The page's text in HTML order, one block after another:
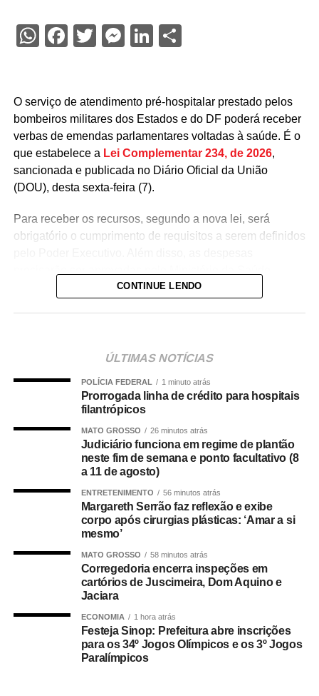
WhatsApp
Facebook
Twitter
Messenger
LinkedIn
Share
O serviço de atendimento pré-hospitalar prestado pelos
bombeiros militares dos Estados e do DF poderá receber
verbas de emendas parlamentares voltadas à saúde. É o
que estabelece a Lei Complementar 234, de 2026,
sancionada e publicada no Diário Oficial da União
(DOU), desta sexta-feira (7).
Para receber os recursos, segundo a nova lei, será
obrigatório o cumprimento de requisitos a serem definidos
A lei proíbe o uso dessas emendas para pagamento de
não seja relativo ao atendimento pré-hospitalar.
Com origem noProjeto de Lei Complementar (PLP)
, de autoria do deputado Guilherme Derrite (PP-
aprovada no Senado em julho
ano, com parecer favorável do senador Nelsinho Trad
citação da Agência Senado)
Agência Senado
COMENTE ABAIXO:
WhatsApp
Facebook
TwitterMessenger
CONTINUE LENDO
ÚLTIMAS NOTÍCIAS
POLÍCIA FEDERAL 1 minuto atrás
Prorrogada linha de crédito para hospitais
filantrópicos
MATO GROSSO 26 minutos atrás
Judiciário funciona em regime de plantão
neste fim de semana e ponto facultativo (8
a 11 de agosto)
ENTRETENIMENTO 56 minutos atrás
Margareth Serrão faz reflexão e exibe
corpo após cirurgias plásticas: ‘Amar a si
mesmo’
MATO GROSSO 58 minutos atrás
Corregedoria encerra inspeções em
cartórios de Juscimeira, Dom Aquino e
Jaciara
ECONOMIA 1 hora atrás
Festeja Sinop: Prefeitura abre inscrições
para os 34º Jogos Olímpicos e os 3º Jogos
Paralímpicos